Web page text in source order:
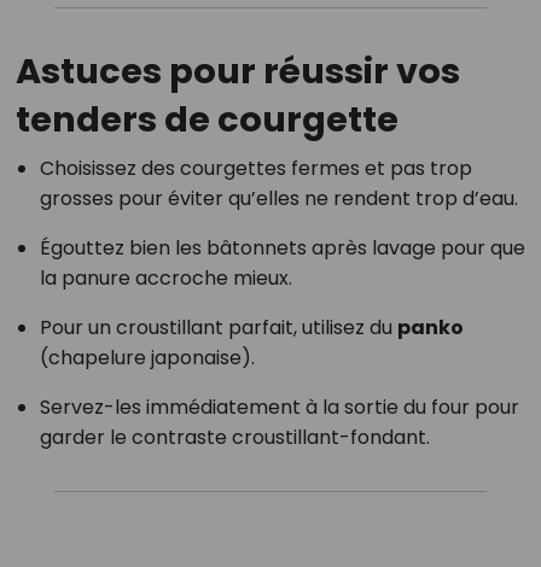
Astuces pour réussir vos
tenders de courgette
Choisissez des courgettes fermes et pas trop
grosses pour éviter qu’elles ne rendent trop d’eau.
Égouttez bien les bâtonnets après lavage pour que
la panure accroche mieux.
Pour un croustillant parfait, utilisez du panko
(chapelure japonaise).
Servez-les immédiatement à la sortie du four pour
garder le contraste croustillant-fondant.